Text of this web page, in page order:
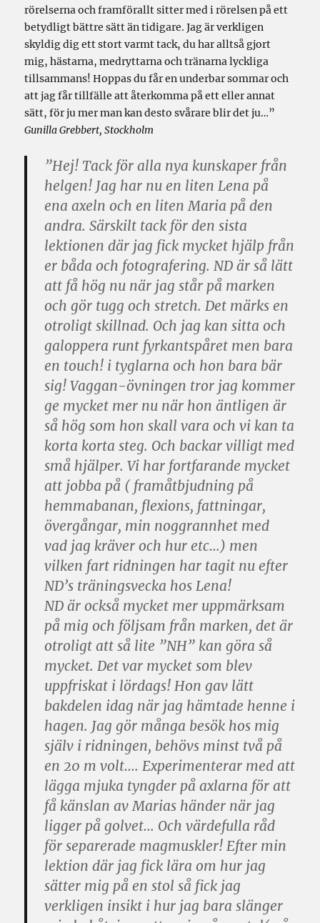
rörelserna och framförallt sitter med i rörelsen på ett
betydligt bättre sätt än tidigare. Jag är verkligen
skyldig dig ett stort varmt tack, du har alltså gjort
mig, hästarna, medryttarna och tränarna lyckliga
tillsammans! Hoppas du får en underbar sommar och
att jag får tillfälle att återkomma på ett eller annat
sätt, för ju mer man kan desto svårare blir det ju…”
Gunilla Grebbert, Stockholm
”Hej! Tack för alla nya kunskaper från
helgen! Jag har nu en liten Lena på
ena axeln och en liten Maria på den
andra. Särskilt tack för den sista
lektionen där jag fick mycket hjälp från
er båda och fotografering. ND är så lätt
att få hög nu när jag står på marken
och gör tugg och stretch. Det märks en
otroligt skillnad. Och jag kan sitta och
galoppera runt fyrkantspåret men bara
en touch! i tyglarna och hon bara bär
sig! Vaggan-övningen tror jag kommer
ge mycket mer nu när hon äntligen är
så hög som hon skall vara och vi kan ta
korta korta steg. Och backar villigt med
små hjälper. Vi har fortfarande mycket
att jobba på ( framåtbjudning på
hemmabanan, flexions, fattningar,
övergångar, min noggrannhet med
vad jag kräver och hur etc…) men
vilken fart ridningen har tagit nu efter
ND’s träningsvecka hos Lena!
ND är också mycket mer uppmärksam
på mig och följsam från marken, det är
otroligt att så lite ”NH” kan göra så
mycket. Det var mycket som blev
uppfriskat i lördags! Hon gav lätt
bakdelen idag när jag hämtade henne i
hagen. Jag gör många besök hos mig
själv i ridningen, behövs minst två på
en 20 m volt…. Experimenterar med att
lägga mjuka tyngder på axlarna för att
få känslan av Marias händer när jag
ligger på golvet… Och värdefulla råd
för separerade magmuskler! Efter min
lektion där jag fick lära om hur jag
sätter mig på en stol så fick jag
verkligen insikt i hur jag bara slänger